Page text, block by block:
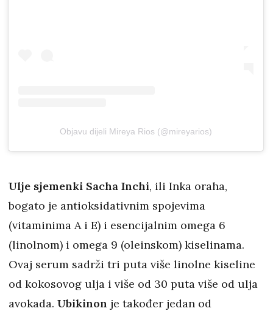
Objavu dijeli Mireya Rios (@mireyarios)
Ulje sjemenki Sacha Inchi, ili Inka oraha,
bogato je antioksidativnim spojevima
(vitaminima A i E) i esencijalnim omega 6
(linolnom) i omega 9 (oleinskom) kiselinama.
Ovaj serum sadrži tri puta više linolne kiseline
od kokosovog ulja i više od 30 puta više od ulja
avokada. Ubikinon je također jedan od